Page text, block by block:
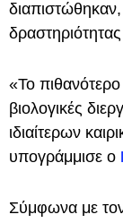
«Το
βιολογικές
ιδιαίτερων
υπογράμμισε ο
Σύμφωνα με τον